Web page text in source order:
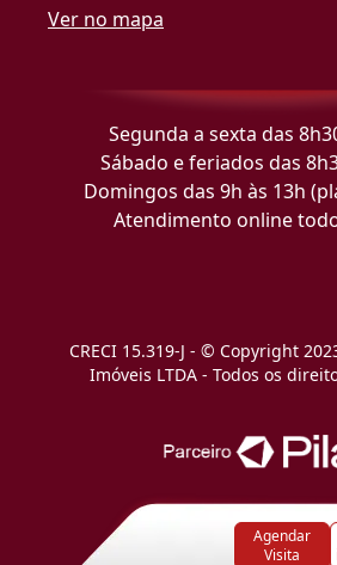
Agendar
Visita
Ver no mapa
Segunda a sexta das
Sábado e feriados das
Domingos das 9h às 13h
Atendimento online
CRECI 15.319-J - © Copyright
Imóveis LTDA - Todos os